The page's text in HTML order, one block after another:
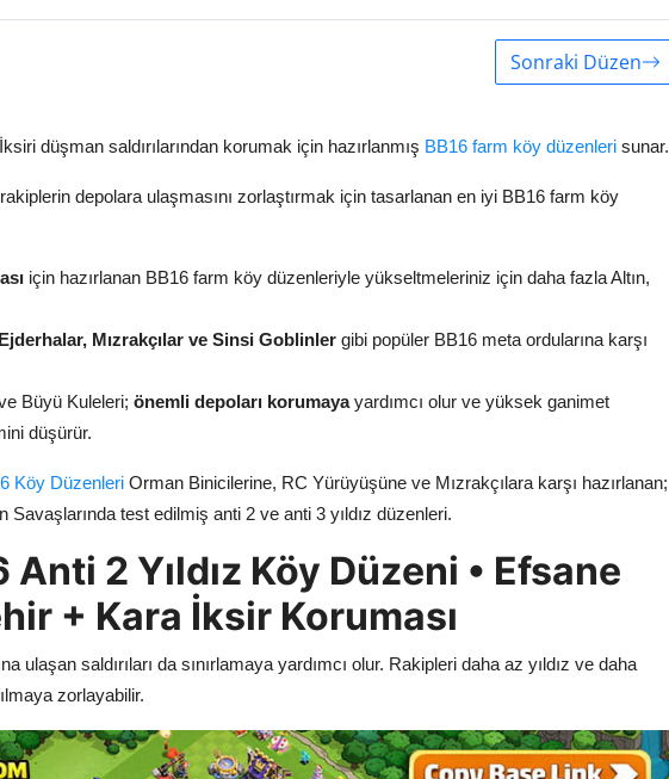
Sonraki Düzen
düşman saldırılarından korumak için hazırlanmış BB16 farm köy düzenleri sunar.
depolara ulaşmasını zorlaştırmak için tasarlanan en iyi BB16 farm köy
için hazırlanan BB16 farm köy düzenleriyle yükseltmeleriniz için daha fazla Altın,
Mızrakçılar ve Sinsi Goblinler gibi popüler BB16 meta ordularına karşı
Büyü Kuleleri; önemli depoları korumayayardımcı olur ve yüksek ganimet
düşürür.
Köy Düzenleri Orman Binicilerine, RC Yürüyüşüne ve Mızrakçılara karşı hazırlanan;
test edilmiş anti 2 ve anti 3 yıldız düzenleri.
Anti 2 Yıldız Köy Düzeni • Efsane
+ Kara İksir Koruması
ulaşan saldırıları da sınırlamaya yardımcı olur. Rakipleri daha az yıldız ve daha
zorlayabilir.